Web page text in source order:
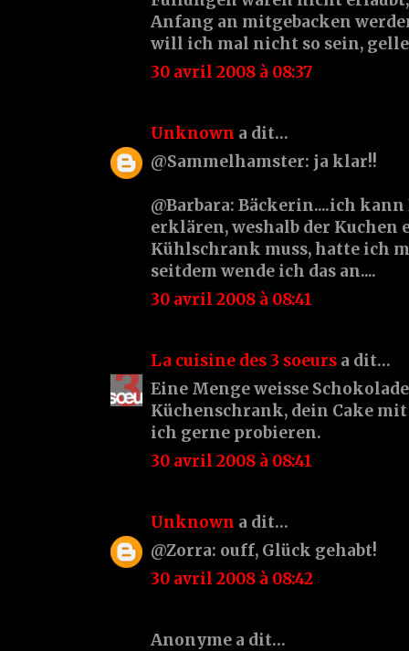
Anfang an mitgebacken
will ich mal nicht so sein,
30 avril 2008 à 08:37
Unknown a dit…
@Sammelhamster: ja klar!!
@Barbara: Bäckerin....ich
erklären, weshalb der Kuchen
Kühlschrank muss, hatte ich
seitdem wende ich das an....
30 avril 2008 à 08:41
La cuisine des 3 soeurs a dit…
Eine Menge weisse
Küchenschrank, dein Cake
ich gerne probieren.
30 avril 2008 à 08:41
Unknown a dit…
@Zorra: ouff, Glück gehabt!
30 avril 2008 à 08:42
Anonyme a dit…